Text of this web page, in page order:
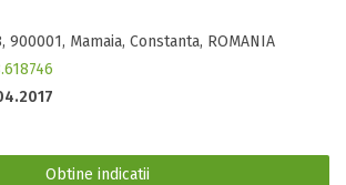
900001, Mamaia, Constanta, ROMANIA
Obtine indicatii